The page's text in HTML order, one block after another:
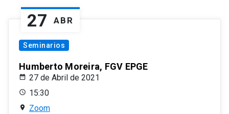
27 ABR
Seminarios
Humberto Moreira, FGV EPGE
27 de Abril de 2021
15:30
Zoom